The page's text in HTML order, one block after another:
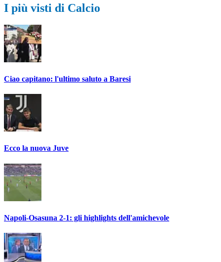
I più visti di Calcio
Ciao capitano: l'ultimo saluto a Baresi
Ecco la nuova Juve
Napoli-Osasuna 2-1: gli highlights dell'amichevole